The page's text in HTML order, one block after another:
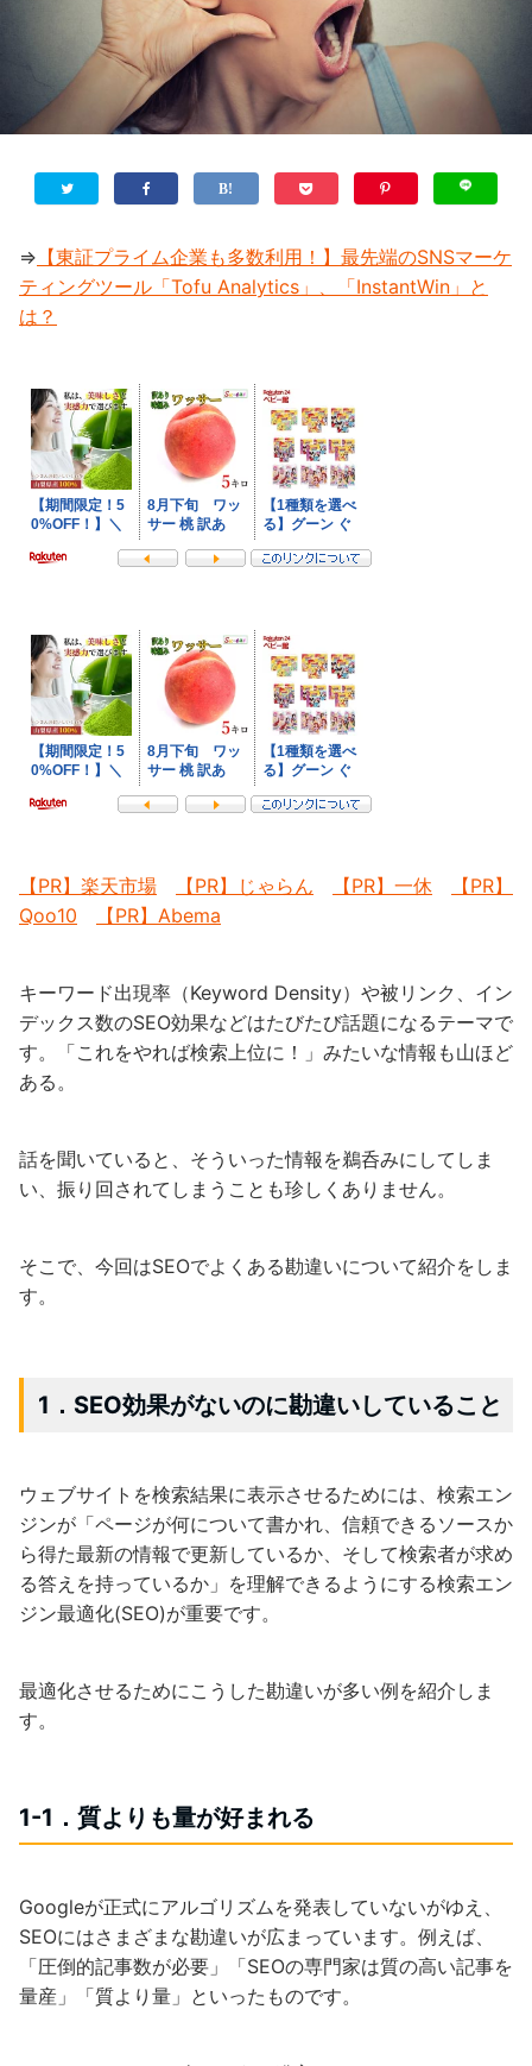
⇒ 【東証プライム企業も多数利用！】最先端のSNSマーケ
ティングツール「Tofu Analytics」、「InstantWin」と
は？
【PR】楽天市場 【PR】じゃらん 【PR】一休
【PR】
Qoo10
【PR】Abema
キーワード出現率（Keyword Density）や被リンク、イン
デックス数のSEO効果などはたびたび話題になるテーマで
す。「これをやれば検索上位に！」みたいな情報も山ほど
ある。
話を聞いていると、そういった情報を鵜呑みにしてしま
い、振り回されてしまうことも珍しくありません。
そこで、今回はSEOでよくある勘違いについて紹介をしま
す。
1．SEO効果がないのに勘違いしていること
ウェブサイトを検索結果に表示させるためには、検索エン
ジンが「ページが何について書かれ、信頼できるソースか
ら得た最新の情報で更新しているか、そして検索者が求め
る答えを持っているか」を理解できるようにする検索エン
ジン最適化(SEO)が重要です。
最適化させるためにこうした勘違いが多い例を紹介しま
す。
1-1．質よりも量が好まれる
Googleが正式にアルゴリズムを発表していないがゆえ、
SEOにはさまざまな勘違いが広まっています。例えば、
「圧倒的記事数が必要」「SEOの専門家は質の高い記事を
量産」「質より量」といったものです。